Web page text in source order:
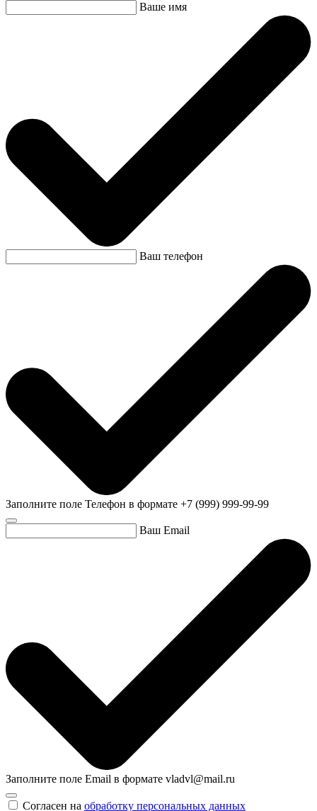
Ваше имя
Ваш телефон
Заполните поле Телефон в формате +7 (999) 999-99-99
Ваш Email
Заполните поле Email в формате vladvl@mail.ru
Согласен на обработку персональных данных